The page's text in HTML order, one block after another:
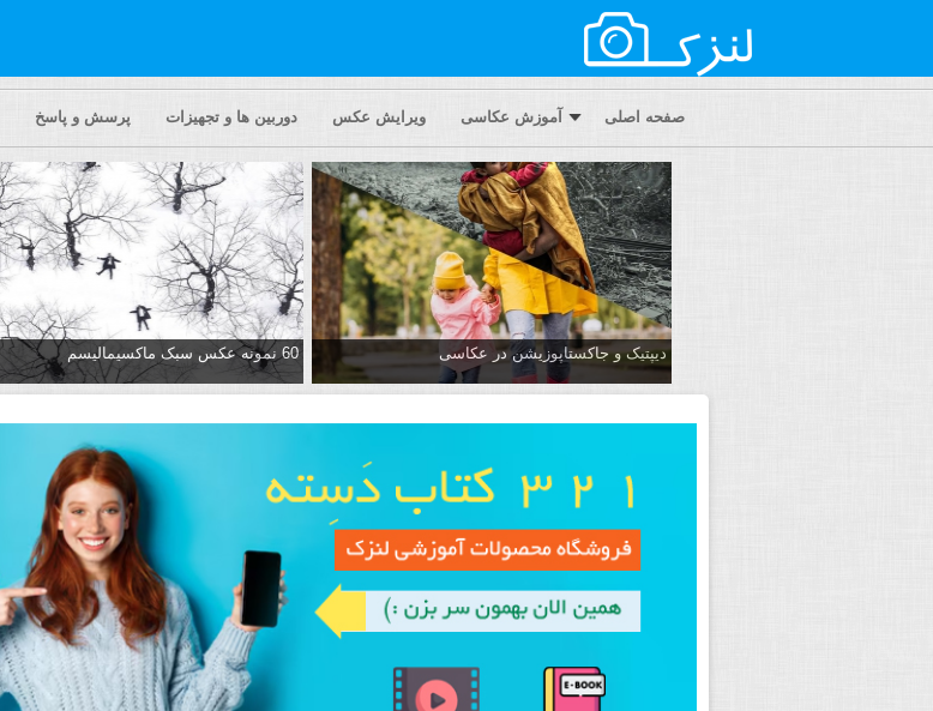
صفحه اصلی آموزش عکاسی ویرایش عکس دوربین ها و تجهیزات پرسش و پاسخ
دیپتیک و جاکستا‌پوزیشن در عکاسی 60 نمونه عکس سبک ماکسیمالیسم